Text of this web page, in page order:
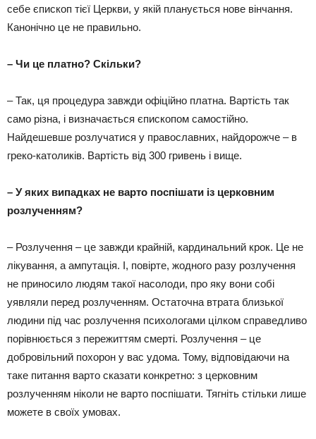
себе єпископ тієї Церкви, у якій планується нове вінчання.
Канонічно це не правильно.
– Чи це платно? Скільки?
– Так, ця процедура завжди офіційно платна. Вартість так
само різна, і визначається єпископом самостійно.
Найдешевше розлучатися у православних, найдорожче – в
греко-католиків. Вартість від 300 гривень і вище.
– У яких випадках не варто поспішати із церковним
розлученням?
– Розлучення – це завжди крайній, кардинальний крок. Це не
лікування, а ампутація. І, повірте, жодного разу розлучення
не приносило людям такої насолоди, про яку вони собі
уявляли перед розлученням. Остаточна втрата близької
людини під час розлучення психологами цілком справедливо
порівнюється з пережиттям смерті. Розлучення – це
добровільний похорон у вас удома. Тому, відповідаючи на
таке питання варто сказати конкретно: з церковним
розлученням ніколи не варто поспішати. Тягніть стільки лише
можете в своїх умовах.